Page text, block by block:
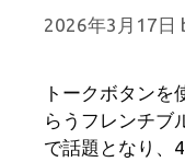
2026年3月17日
トークボタンを
らうフレンチブ
で話題となり、